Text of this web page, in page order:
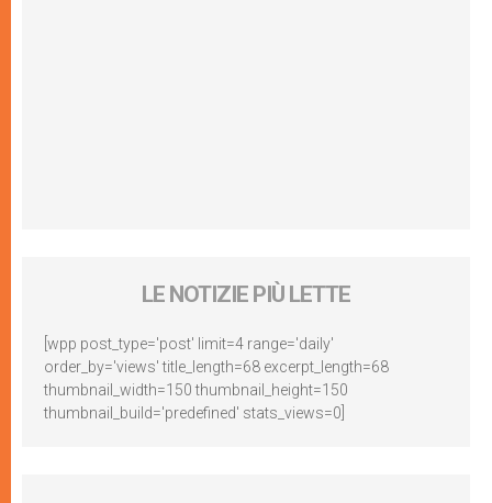
LE NOTIZIE PIÙ LETTE
[wpp post_type='post' limit=4 range='daily'
order_by='views' title_length=68 excerpt_length=68
thumbnail_width=150 thumbnail_height=150
thumbnail_build='predefined' stats_views=0]